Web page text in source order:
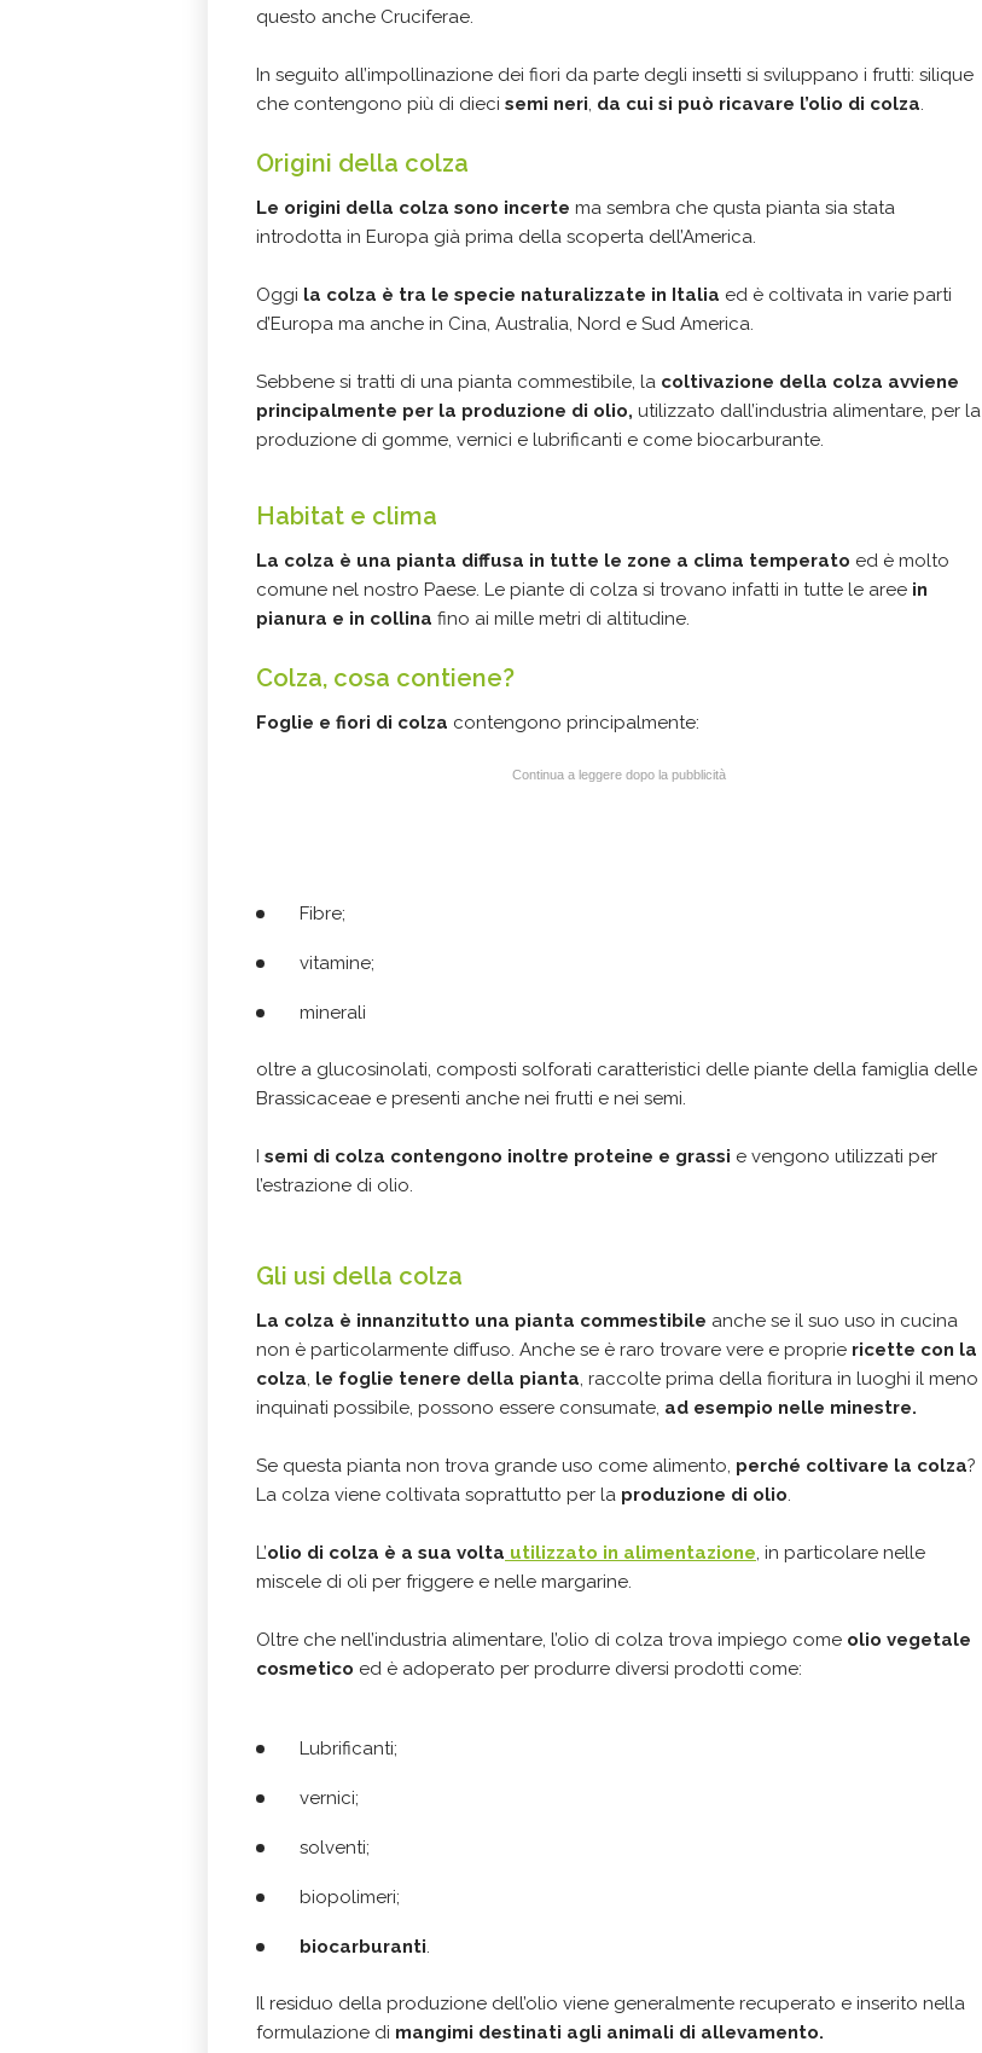
questo anche Cruciferae.
In seguito all’impollinazione dei fiori da parte degli insetti si sviluppano i frutti: silique
che contengono più di dieci semi neri, da cui si può ricavare l’olio di colza.
Origini della colza
Le origini della colza sono incerte ma sembra che qusta pianta sia stata
introdotta in Europa già prima della scoperta dell’America.
Oggi la colza è tra le specie naturalizzate in Italia ed è coltivata in varie parti
d’Europa ma anche in Cina, Australia, Nord e Sud America.
Sebbene si tratti di una pianta commestibile, la coltivazione della colza avviene
principalmente per la produzione di olio, utilizzato dall’industria alimentare, per la
produzione di gomme, vernici e lubrificanti e come biocarburante.
Habitat e clima
La colza è una pianta diffusa in tutte le zone a clima temperato ed è molto
comune nel nostro Paese. Le piante di colza si trovano infatti in tutte le aree in
pianura e in collina fino ai mille metri di altitudine.
Colza, cosa contiene?
Foglie e fiori di colza contengono principalmente:
Continua a leggere dopo la pubblicità
Fibre;
vitamine;
minerali
oltre a glucosinolati, composti solforati caratteristici delle piante della famiglia delle
Brassicaceae e presenti anche nei frutti e nei semi.
I semi di colza contengono inoltre proteine e grassi e vengono utilizzati per
l’estrazione di olio.
Gli usi della colza
La colza è innanzitutto una pianta commestibile anche se il suo uso in cucina
non è particolarmente diffuso. Anche se è raro trovare vere e proprie ricette con la
colza, le foglie tenere della pianta, raccolte prima della fioritura in luoghi il meno
inquinati possibile, possono essere consumate, ad esempio nelle minestre.
Se questa pianta non trova grande uso come alimento, perché coltivare la colza?
La colza viene coltivata soprattutto per la produzione di olio.
L’olio di colza è a sua volta utilizzato in alimentazione, in particolare nelle
miscele di oli per friggere e nelle margarine.
Oltre che nell’industria alimentare, l’olio di colza trova impiego come olio vegetale
cosmetico ed è adoperato per produrre diversi prodotti come:
Lubrificanti;
vernici;
solventi;
biopolimeri;
biocarburanti.
Il residuo della produzione dell’olio viene generalmente recuperato e inserito nella
formulazione di mangimi destinati agli animali di allevamento.